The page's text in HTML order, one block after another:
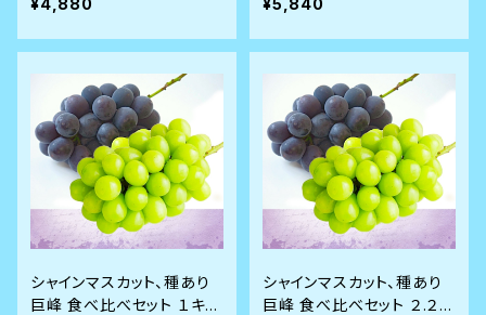
ト商品】8月28日前後から
順次発送
¥4,880 ¥5,840
シャインマスカット、種あり
巨峰 食べ比べセット １キロ
シャインマスカット、種あり
巨峰 食べ比べセット ２.２キ